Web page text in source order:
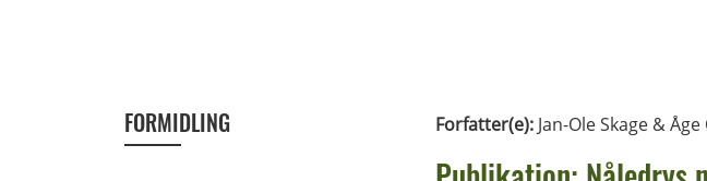
FORMIDLING Forfatter(e): Jan-Ole Skage &